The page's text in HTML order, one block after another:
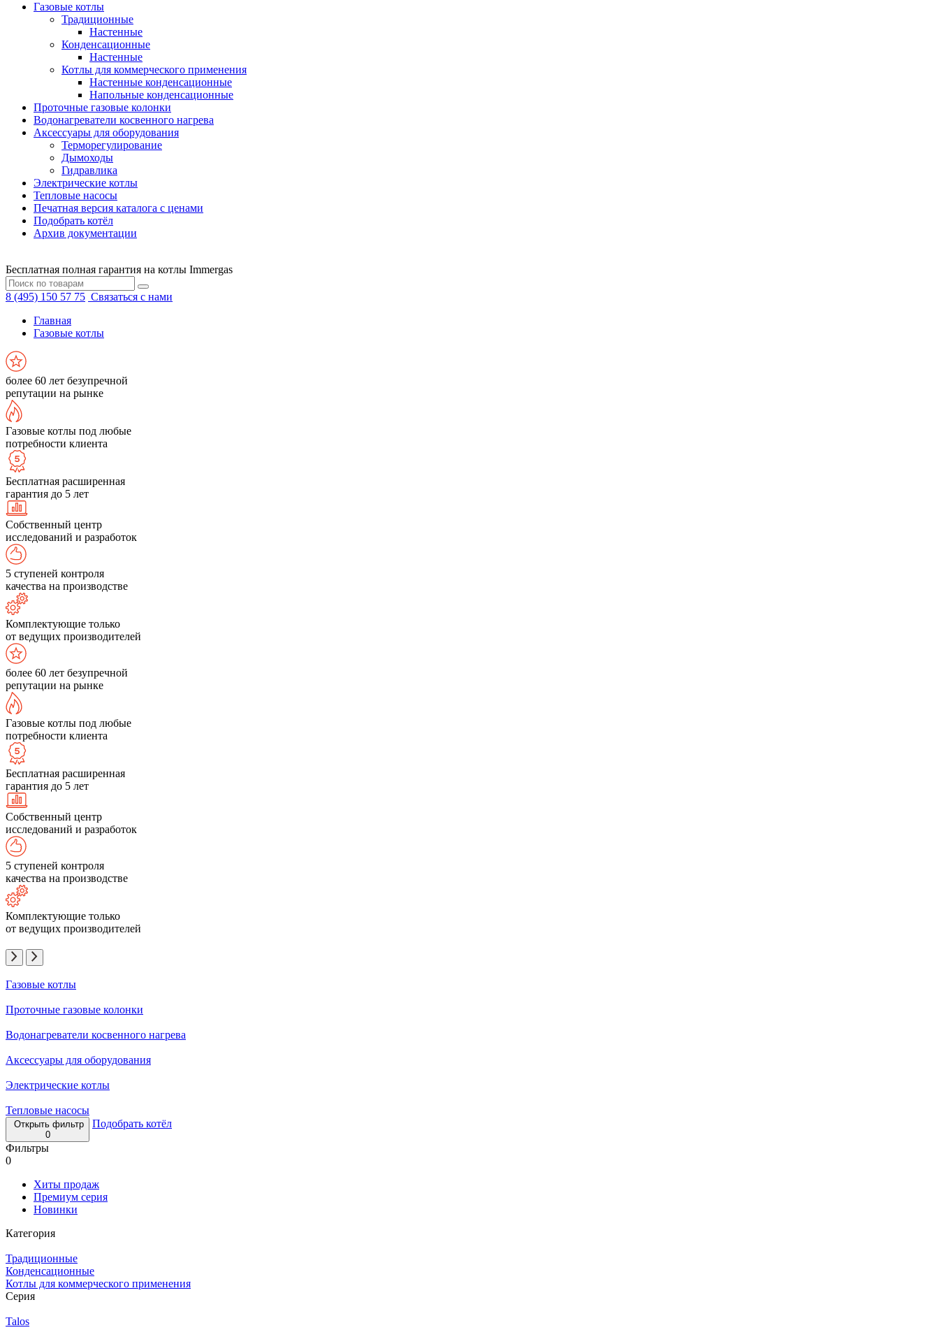
Газовые котлы
Традиционные
Настенные
Конденсационные
Настенные
Котлы для коммерческого применения
Настенные конденсационные
Напольные конденсационные
Проточные газовые колонки
Водонагреватели косвенного нагрева
Аксессуары для оборудования
Терморегулирование
Дымоходы
Гидравлика
Электрические котлы
Тепловые насосы
Печатная версия каталога с ценами
Подобрать котёл
Архив документации
Бесплатная полная гарантия на котлы Immergas
8 (495) 150 57 75 Связаться с нами
Главная
Газовые котлы
более 60 лет безупречной
репутации на рынке
Газовые котлы под любые
потребности клиента
Бесплатная расширенная
гарантия до 5 лет
Собственный центр
исследований и разработок
5 ступеней контроля
качества на производстве
Комплектующие только
от ведущих производителей
более 60 лет безупречной
репутации на рынке
Газовые котлы под любые
потребности клиента
Бесплатная расширенная
гарантия до 5 лет
Собственный центр
исследований и разработок
5 ступеней контроля
качества на производстве
Комплектующие только
от ведущих производителей
Газовые котлы
Проточные газовые колонки
Водонагреватели косвенного нагрева
Аксессуары для оборудования
Электрические котлы
Тепловые насосы
Открыть фильтр
0
Подобрать котёл
Фильтры
0
Хиты продаж
Премиум серия
Новинки
Категория
Традиционные
Конденсационные
Котлы для коммерческого применения
Серия
Talos